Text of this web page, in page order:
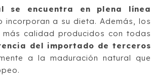
se encuentra en plena línea
a su dieta. Además, los
calidad producidos con todas
del importado de terceros
a la maduración natural que